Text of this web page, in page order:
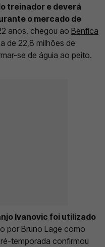
treinador e deverá
o mercado de
anos, chegou ao Benfica
de 22,8 milhões de
se de águia ao peito.
Ivanovic foi utilizado
por Bruno Lage como
temporada confirmou